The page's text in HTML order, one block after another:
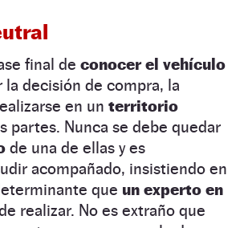
final de conocer el vehículo
decisión de compra, la
en un territorio
partes. Nunca se debe quedar
de una de ellas y es
acompañado, insistiendo en
que un experto en
realizar. No es extraño que